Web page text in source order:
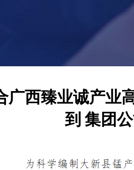
广西臻业诚产业
到 集团